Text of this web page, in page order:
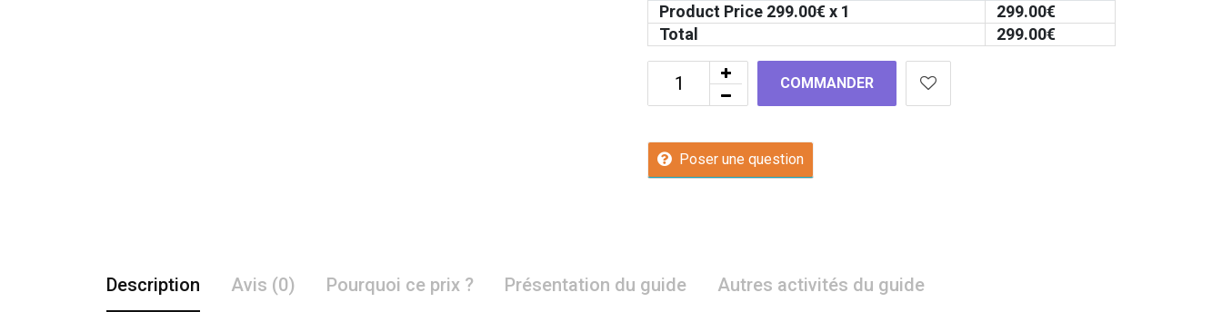
Product Price 299.00€ x 1 299.00€
Total
299.00€
COMMANDER
Poser une question
Description Avis (0) Pourquoi ce prix ? Présentation du guide Autres activités du guide